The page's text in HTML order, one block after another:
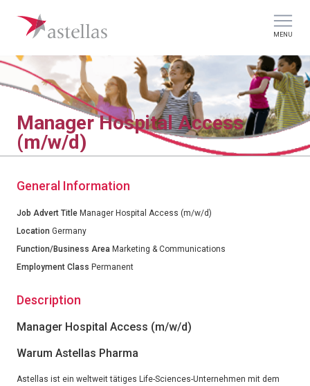
MENU
Manager Hospital Access
(m/w/d)
General Information
Job Advert Title Manager Hospital Access (m/w/d)
Location Germany
Function/Business Area Marketing & Communications
Employment Class Permanent
Description
Manager Hospital Access (m/w/d)
Warum Astellas Pharma
Astellas ist ein weltweit tätiges Life-Sciences-Unternehmen mit dem